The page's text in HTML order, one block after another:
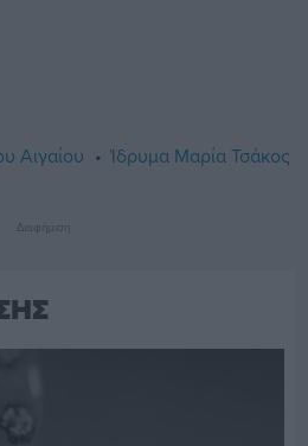
Αιγαίου Ίδρυμα Μαρία Τσάκος
Διαφήμιση